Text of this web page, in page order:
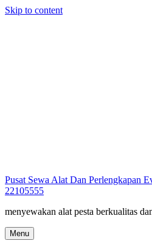
Skip to content
Pusat Sewa Alat Dan Perlengkapan
22105555
menyewakan alat pesta berkualitas
Menu